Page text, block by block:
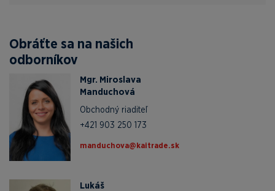
Obráťte sa na našich
odborníkov
Mgr. Miroslava
Manduchová
Obchodný riaditeľ
+421 903 250 173
ks.edartiak@avohcudnam
Lukáš